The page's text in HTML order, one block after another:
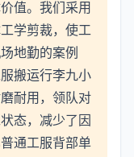
值。我们采用
学剪裁，使工
地勤的案例
搬运行李九小
耐用，领队对
态，减少了因
通工服背部单